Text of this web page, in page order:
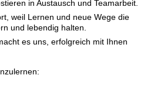
in Austausch und Teamarbeit.
weil Lernen und neue Wege die
und lebendig halten.
es uns, erfolgreich mit Ihnen